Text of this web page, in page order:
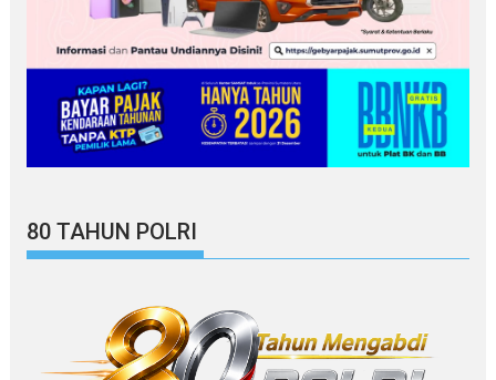
80 TAHUN POLRI